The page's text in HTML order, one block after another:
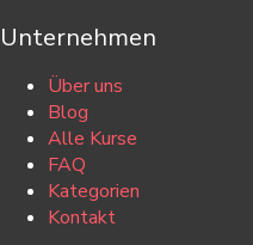
Unternehmen
Über uns
Blog
Alle Kurse
FAQ
Kategorien
Kontakt